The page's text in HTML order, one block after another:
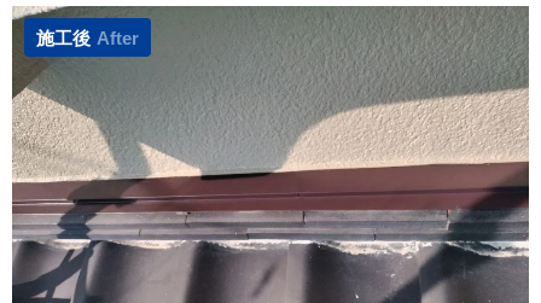
施工後 After